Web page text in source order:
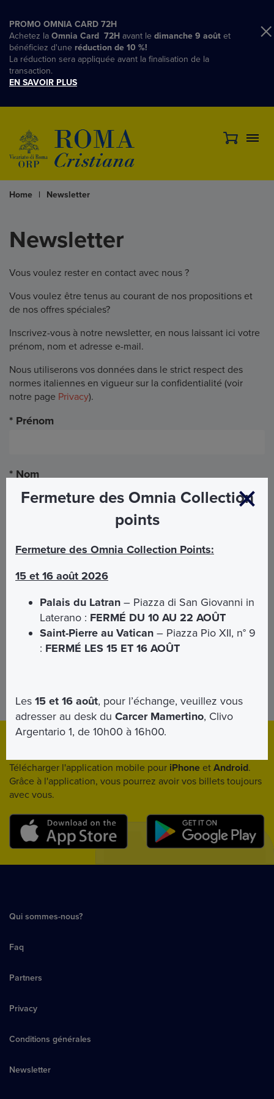
PROMO OMNIA CARD 72H
Achetez la Omnia Card 72H avant le dimanche 9 août et
bénéficiez d'une réduction de 10 %!
La réduction sera appliquée avant la finalisation de la
transaction.
EN SAVOIR PLUS
Home | Newsletter
Newsletter
Vous voulez rester en contact avec nous ?
Vous voulez être tenus au courant de nos propositions et
de nos offres spéciales?
Inscrivez-vous à notre newsletter, en nous laissant ici votre
prénom, nom et adresse e-mail.
Nous utiliserons vos données dans le strict respect des
normes italiennes en vigueur sur la confidentialité (voir
notre page Privacy).
Prénom
Nom
J'accepte la politique de confidentialité (
* Champs obligatoires
Télécharger l'application mobile pour iPhone et Android.
Grâce à l'application, vous pourrez avoir vos billets toujours
avec vous.
Qui sommes-nous?
Faq
Partners
Privacy
Conditions générales
Newsletter
Fermeture des Omnia Collection
points
Fermeture des Omnia Collection Points:
15 et 16 août 2026
Palais du Latran – Piazza di San Giovanni in
Laterano : FERMÉ DU 10 AU 22 AOÛT
Saint-Pierre au Vatican – Piazza Pio XII, n° 9
: FERMÉ LES 15 ET 16 AOÛT
Les15 et 16 août, pour l’échange, veuillez vous
adresser au desk duCarcer Mamertino, Clivo
Argentario 1, de 10h00 à 16h00.